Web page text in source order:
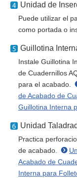
Unidad de
Puede utilizar el
como portada o
Guillotina
Instale Guillotina
de Cuadernillos
para el acabado.
de Acabado de
Guillotina Interna
Unidad
Practica
de acabado.
Acabado de
Interna para